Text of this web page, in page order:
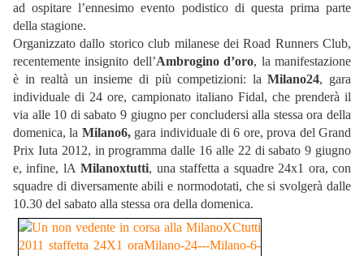
ad ospitare l’ennesimo evento podistico di questa prima parte
della stagione.
Organizzato dallo storico club milanese dei Road Runners Club,
recentemente insignito dell’Ambrogino d’oro, la manifestazione
è in realtà un insieme di più competizioni: laMilano24, gara
individuale di 24 ore, campionato italiano Fidal, che prenderà il
via alle 10 di sabato 9 giugno per concludersi alla stessa ora della
domenica, la Milano6,gara individuale di 6 ore, prova del Grand
Prix Iuta 2012, in programma dalle 16 alle 22 di sabato 9 giugno
e, infine, lAMilanoxtutti, una staffetta a squadre 24x1 ora, con
squadre di diversamente abili e normodotati, che si svolgerà dalle
10.30 del sabato alla stessa ora della domenica.